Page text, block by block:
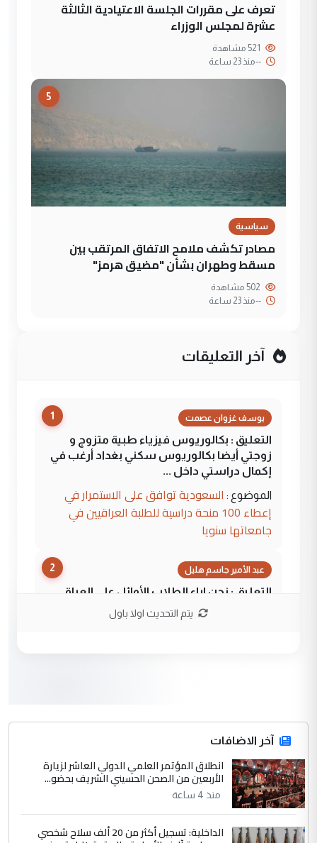
تعرف على مقررات الجلسة الاعتيادية الثالثة
عشرة لمجلس الوزراء
--منذ 23 ساعة
5
سياسية
مصادر تكشف ملامح الاتفاق المرتقب بين
مسقط وطهران بشأن "مضيق هرمز"
--منذ 23 ساعة
آخر التعليقات
1 يوسف غزوان عصمت
التعليق : بكالوريوس فيزياء طبية متزوج و
زوجتي أيضا بكالوريوس سكني بغداد أرغب في
إكمال دراستي داخل ...
الموضوع : السعودية توافق على الاستمرار في
إعطاء 100 منحة دراسية للطلبة العراقيين في
جامعاتها سنويا
2 عبد الأمير جاسم هليل
التعليق : نحن اباء الطلاب الأوائل على العراق
نتشرف بلقاء السيد احمد الصافي في العتبات
التعليق : قرار مستعجل جدا ولامصلحة فيه
للوزاره ولا للمواطن القرار الصائب يكون بعد
الاستماع للمدير ومغرفة ...
الموضوع :
وزير الصحة يعفي مدير مستشفى الكرخ
العام في بغداد
4 سردار
يتم التحديث اولا باول
آخر الاضافات
انطلاق المؤتمر العلمي الدولي العاشر لزيارة
الأربعين من الصحن الحسيني الشريف بحضو...
منذ 4 ساعة
الداخلية: تسجيل أكثر من 20 ألف سلاح شخصي